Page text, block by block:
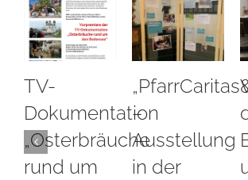
TV-
Dokumentation
„Osterbräuche
rund um
–
Ausstellung
in der